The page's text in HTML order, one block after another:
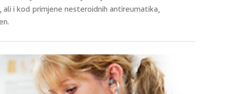
i kod primjene nesteroidnih antireumatika,